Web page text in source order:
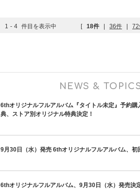
1 - 4 件目を表示中 [ 18件 | 36件 | 72
NEWS &
6thオリジナルフルアルバム『タイトル未定』予約
典、ストア別オリジナル特典決定！
9月30日（水）発売 6thオリジナルフルアルバム、初
6thオリジナルフルアルバム、9月30日（水）発売決